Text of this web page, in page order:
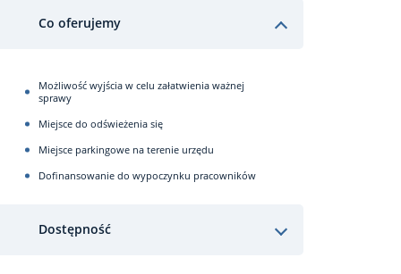
Co oferujemy
Możliwość wyjścia w celu załatwienia ważnej
sprawy
Miejsce do odświeżenia się
Miejsce parkingowe na terenie urzędu
Dofinansowanie do wypoczynku pracowników
Dostępność